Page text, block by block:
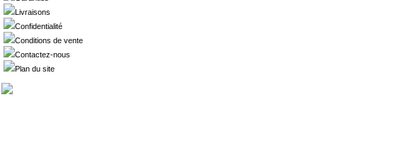
Livraisons
Confidentialité
Conditions de vente
Contactez-nous
Plan du site